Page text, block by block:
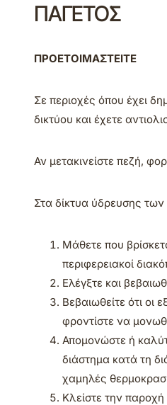
ΠΑΓΕΤΟΣ
ΠΡΟΕΤΟΙΜΑΣΤΕΙΤΕ
Σε περιοχές όπου έχει
δικτύου και έχετε
Αν μετακινείστε πεζή,
Στα δίκτυα ύδρευσης των
Μάθετε που
περιφερειακοί
Ελέγξτε και
Βεβαιωθείτε ότι
φροντίστε να
Απομονώστε ή
διάστημα κατά τη
χαμηλές
Κλείστε την